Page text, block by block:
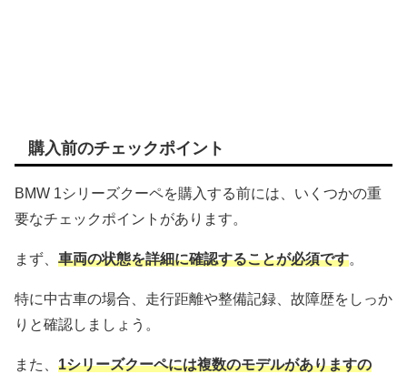
購入前のチェックポイント
BMW 1シリーズクーペを購入する前には、いくつかの重
要なチェックポイントがあります。
まず、 車両の状態を詳細に確認することが必須です。
特に中古車の場合、走行距離や整備記録、故障歴をしっか
りと確認しましょう。
また、 1シリーズクーペには複数のモデルがありますの